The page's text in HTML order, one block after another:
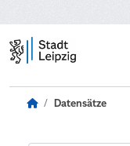
Datensätze